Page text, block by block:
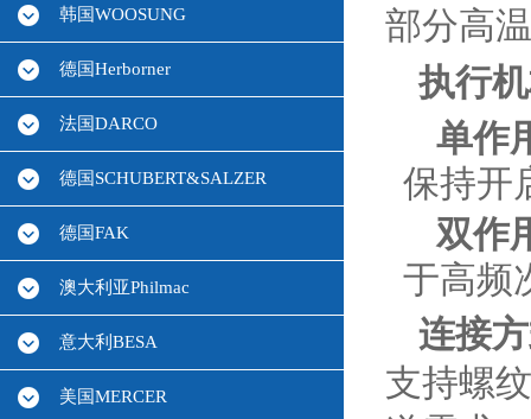
韩国WOOSUNG
德国Herborner
法国DARCO
德国SCHUBERT&SALZER
德国FAK
澳大利亚Philmac
意大利BESA
美国MERCER
部分高
执行
单作
保持开
双作
于高频
连接
支持螺